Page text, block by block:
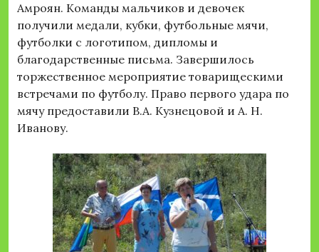
Амроян. Команды мальчиков и девочек
получили медали, кубки, футбольные мячи,
футболки с логотипом, дипломы и
благодарственные письма. Завершилось
торжественное мероприятие товарищескими
встречами по футболу. Право первого удара по
мячу предоставили В.А. Кузнецовой и А. Н.
Иванову.